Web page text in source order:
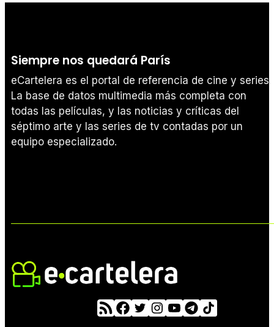
Siempre nos quedará París
eCartelera es el portal de referencia de cine y series.
La base de datos multimedia más completa con
todas las películas, y las noticias y críticas del
séptimo arte y las series de tv contadas por un
equipo especializado.